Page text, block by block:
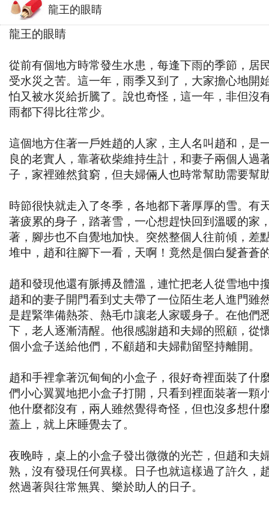
龍王的眼睛
龍王的眼睛
從前有個地方時常發生水患，每逢下雨的季節，居
受水災之苦。這一年，雨季又到了，大家擔心地開
怕又被水災給折騰了。說也奇怪，這一年，非但沒
雨都下得比往常少。
這個地方住著一戶姓趙的人家，主人名叫趙和，是
良的老實人，靠著砍柴維持生計，和妻子兩個人過
子，家裡雖然貧窮，但夫婦倆人也時常幫助需要幫
時節很快就走入了冬季，各地都下著厚厚的雪。有
著疲累的身子，踏著雪，一心想趕快回到溫暖的家
著，腳步也不自覺地加快。突然整個人往前傾，差
堆中，趙和往腳下一看，天啊！竟然是個白髮蒼蒼
趙和發現他還有脈搏及體溫，連忙把老人從雪地中
趙和的妻子開門看到丈夫帶了一位陌生老人進門雖
是趕緊準備熱茶、熱毛巾讓老人家暖身子。在他們
下，老人逐漸清醒。他很感謝趙和夫婦的照顧，從
個小盒子送給他們，不顧趙和夫婦勸留堅持離開。
趙和手裡拿著沉甸甸的小盒子，很好奇裡面裝了什
們小心翼翼地把小盒子打開，只看到裡面裝著一顆
他什麼都沒有，兩人雖然覺得奇怪，但也沒多想什
蓋上，就上床睡覺去了。
夜晚時，桌上的小盒子發出微微的光芒，但趙和夫
熟，沒有發現任何異樣。日子也就這樣過了許久，
然過著與往常無異、樂於助人的日子。